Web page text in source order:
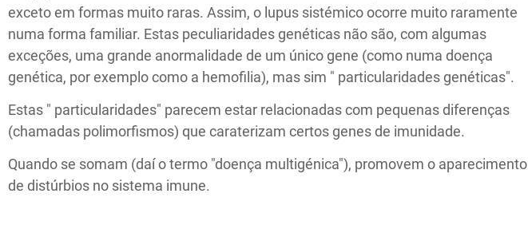
exceto em formas muito raras. Assim, o lupus sistémico ocorre muito raramente
numa forma familiar. Estas peculiaridades genéticas não são, com algumas
exceções, uma grande anormalidade de um único gene (como numa doença
genética, por exemplo como a hemofilia), mas sim " particularidades genéticas".
Estas " particularidades" parecem estar relacionadas com pequenas diferenças
(chamadas polimorfismos) que caraterizam certos genes de imunidade.
Quando se somam (daí o termo "doença multigénica"), promovem o aparecimento
de distúrbios no sistema imune.